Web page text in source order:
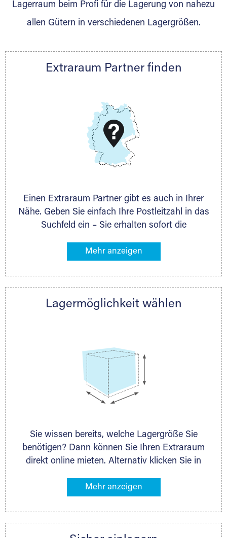
Nachricht.
Telefon:+49 6145 5442 - 404
DMG Aktiengesellschaft
www.dmg-ag.com
Lagerraum beim Profi für die Lagerung von nahezu
allen Gütern in verschiedenen Lagergrößen.
Extraraum Partner finden
Einen Extraraum Partner gibt es auch in Ihrer
Nähe. Geben Sie einfach Ihre Postleitzahl in das
Suchfeld ein – Sie erhalten sofort die
Lagermöglichkeiten in Ihrer Nähe. An zahlreichen
direkt online mieten. Gibt es Extraraum noch
nächstgelegenen Partner und besprechen alles
Lagermöglichkeit wählen
Sie wissen bereits, welche Lagergröße Sie
benötigen? Dann können Sie Ihren Extraraum
direkt online mieten. Alternativ klicken Sie in
Gegenstände an, die Sie einlagern möchten –
ermittelt. Natürlich steht Ihnen Ihr Extraraum